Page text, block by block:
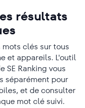
résultats
clés sur tous
et appareils. L'outil
SE Ranking vous
séparément pour
et de consulter
mot clé suivi.